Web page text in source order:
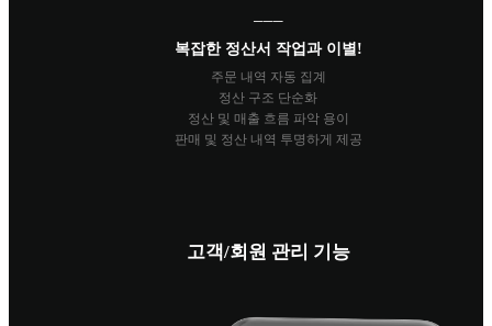
───
복잡한 정산서 작업과 이별!
주문 내역 자동 집계
정산 구조 단순화
정산 및 매출 흐름 파악 용이
판매 및 정산 내역 투명하게 제공
고객/회원 관리 기능